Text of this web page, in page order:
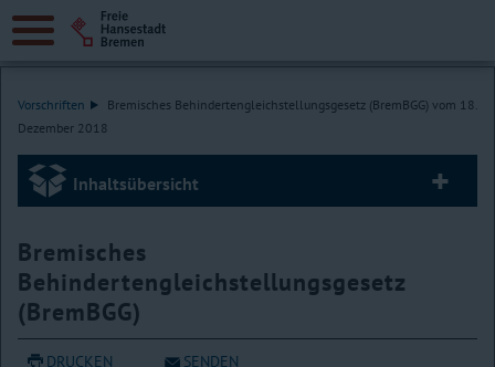
Vorschriften
Bremisches Behindertengleichstellungsgesetz (BremBGG) vom 18.
Dezember 2018
Inhaltsübersicht
Bremisches
Behindertengleichstellungsgesetz
(BremBGG)
DRUCKEN
SENDEN